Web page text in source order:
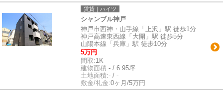
賃貸｜ハイツ
シャンブル神戸
神戸市西神・山手線「上沢」駅 徒歩1分
神戸高速東西線「大開」駅 徒歩5分
山陽本線「兵庫」駅 徒歩10分
5万円
間取:1K
建物面積:- / 6.95坪
土地面積:- / -
敷金/礼金:0ヶ月/5万円